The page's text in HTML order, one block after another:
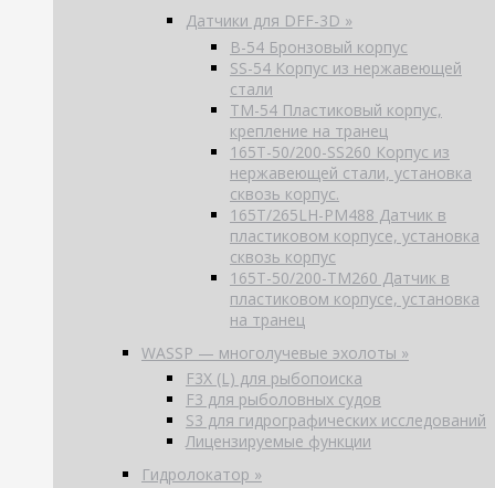
Датчики для DFF-3D »
B-54 Бронзовый корпус
SS-54 Корпус из нержавеющей
стали
TM-54 Пластиковый корпус,
крепление на транец
165T-50/200-SS260 Корпус из
нержавеющей стали, установка
сквозь корпус.
165T/265LH-PM488 Датчик в
пластиковом корпусе, установка
сквозь корпус
165T-50/200-TM260 Датчик в
пластиковом корпусе, установка
на транец
WASSP — многолучевые эхолоты »
F3X (L) для рыбопоиска
F3 для рыболовных судов
S3 для гидрографических исследований
Лицензируемые функции
Гидролокатор »